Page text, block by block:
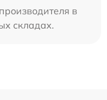
в
складах.